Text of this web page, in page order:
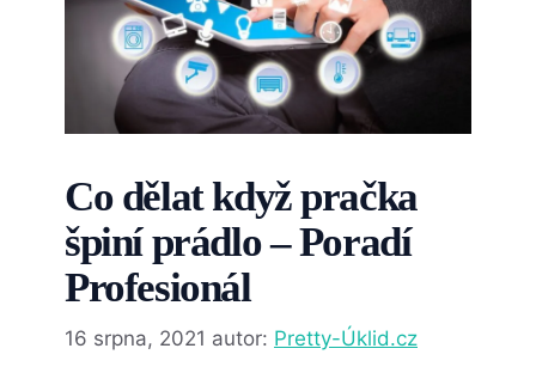
Co dělat když pračka
špiní prádlo – Poradí
Profesionál
16 srpna, 2021 autor: Pretty-Úklid.cz